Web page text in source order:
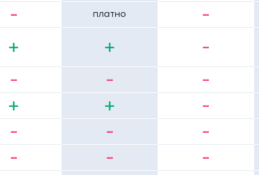
- платно -
+ + -
- - -
+ + -
- - -
- - -